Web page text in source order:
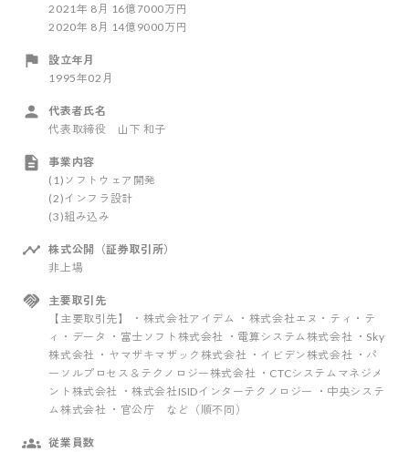
2021 年 8 月 16億7000万円
2020年 8 月 14億9000万円
設立年月
1995年02月
代表者氏名
代表取締役 山下 和子
事業内容
(1)ソフトウェア開発
(2)インフラ設計
(3)組み込み
株式公開（証券取引所）
非上場
主要取引先
【主要取引先】 ・株式会社アイデム ・株式会社エヌ・ティ・テ
ィ・データ ・富士ソフト株式会社 ・電算システム株式会社 ・Sky
株式会社 ・ヤマザキマザック株式会社 ・イビデン株式会社 ・パ
ーソルプロセス＆テクノロジー株式会社 ・CTCシステムマネジメ
ント株式会社 ・株式会社ISIDインターテクノロジー ・中央システ
ム株式会社 ・官公庁 など（順不同）
従業員数